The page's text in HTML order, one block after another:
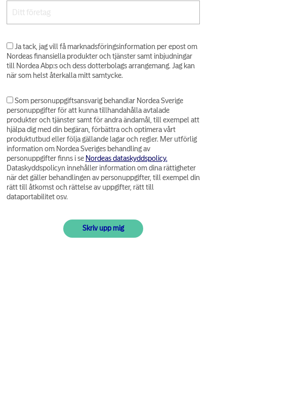
Ja tack, jag vill få marknadsföringsinformation per epost om
Nordeas finansiella produkter och tjänster samt inbjudningar
till Nordea Abp:s och dess dotterbolags arrangemang. Jag kan
när som helst återkalla mitt samtycke.
Som personuppgiftsansvarig behandlar Nordea Sverige
personuppgifter för att kunna tillhandahålla avtalade
produkter och tjänster samt för andra ändamål, till exempel att
hjälpa dig med din begäran, förbättra och optimera vårt
produktutbud eller följa gällande lagar och regler. Mer utförlig
information om Nordea Sveriges behandling av
personuppgifter finns i se Nordeas dataskyddspolicy.
Dataskyddspolicyn innehåller information om dina rättigheter
när det gäller behandlingen av personuppgifter, till exempel din
rätt till åtkomst och rättelse av uppgifter, rätt till
dataportabilitet osv.